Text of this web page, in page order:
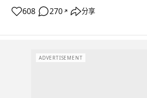
608 270 ↗ 分享
ADVERTISEMENT